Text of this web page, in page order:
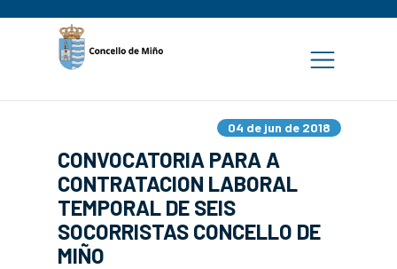
04 de jun de 2018
CONVOCATORIA PARA A
CONTRATACION LABORAL
TEMPORAL DE SEIS
SOCORRISTAS CONCELLO DE
MIÑO